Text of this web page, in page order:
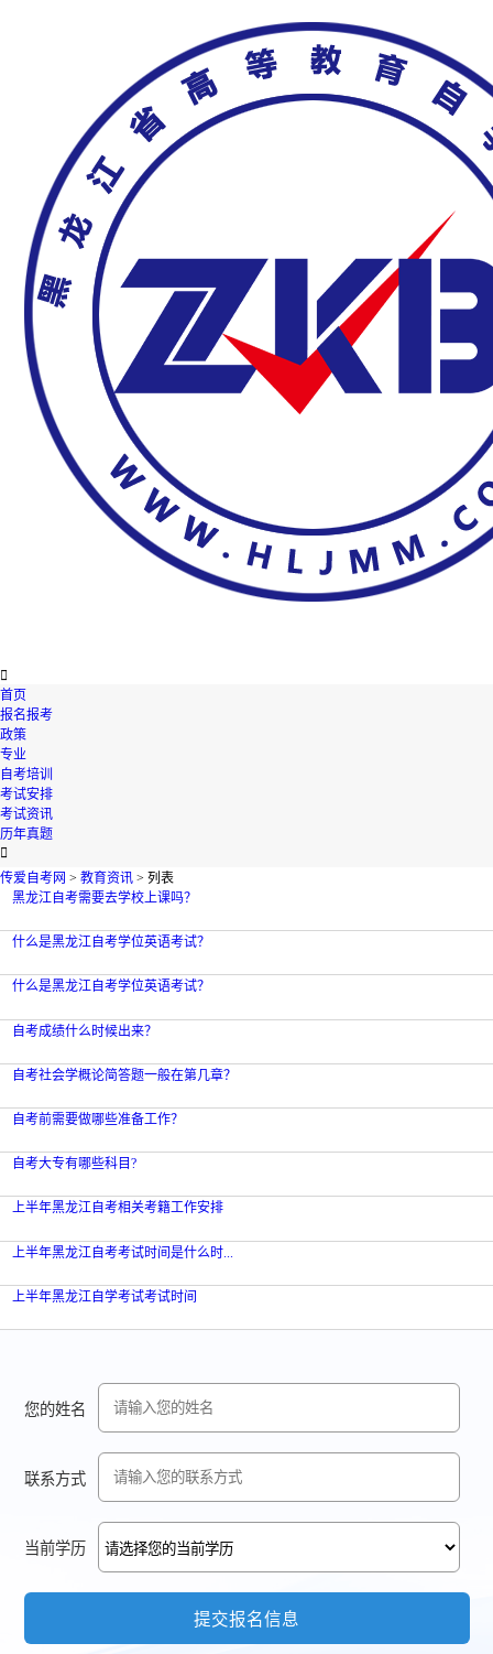

首页
报名报考
政策
专业
自考培训
考试安排
考试资讯
历年真题

传爱自考网 > 教育资讯 > 列表
黑龙江自考需要去学校上课吗？
什么是黑龙江自考学位英语考试？
什么是黑龙江自考学位英语考试？
自考成绩什么时候出来？
自考社会学概论简答题一般在第几章？
自考前需要做哪些准备工作？
自考大专有哪些科目?
上半年黑龙江自考相关考籍工作安排
上半年黑龙江自考考试时间是什么时...
上半年黑龙江自学考试考试时间
您的姓名
联系方式
当前学历
提交报名信息